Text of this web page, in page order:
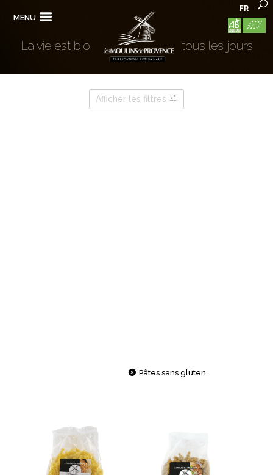
MENU
FR
La vie est bio tous les jours
Afficher les filtres
Pâtes sans gluten